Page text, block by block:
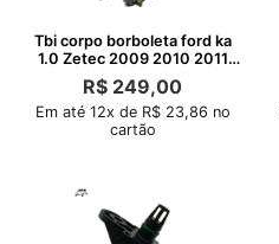
Tbi corpo borboleta ford ka
1.0 Zetec 2009 2010 2011
2012
R$ 249,00
Em até 12x de R$ 23,86 no
cartão